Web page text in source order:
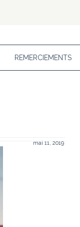
REMERCIEMENTS
mai 11, 2019